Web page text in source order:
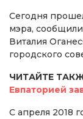
Сегодня
мэра,
Виталия
городского
ЧИТАЙТЕ
Евпаторией
С апреля 2018